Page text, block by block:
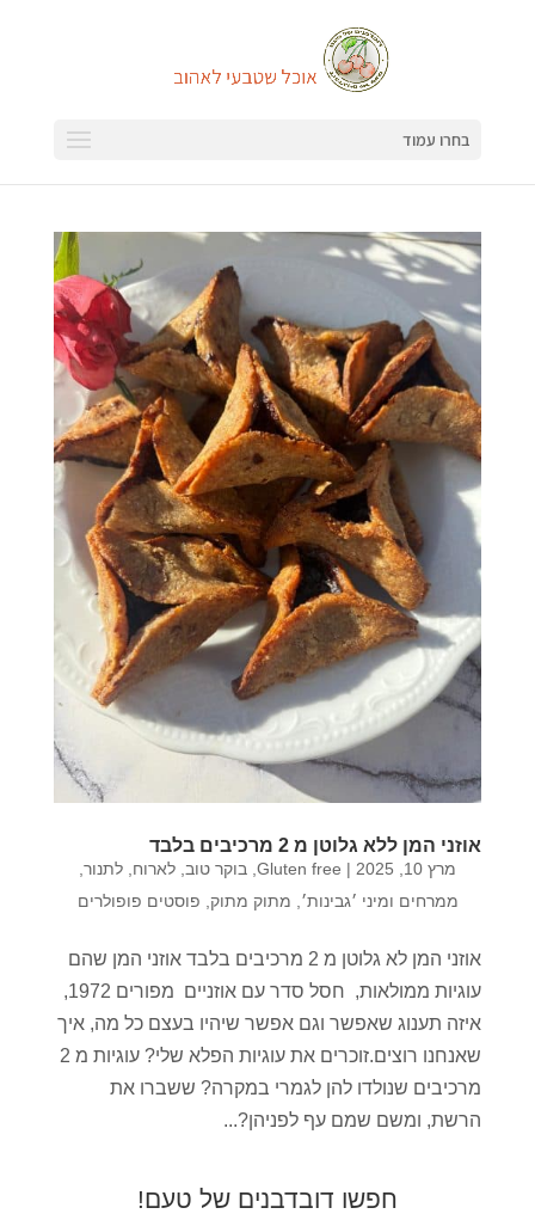
בחרו עמוד
אוזני המן ללא גלוטן מ 2 מרכיבים בלבד
מרץ 10, 2025 |
Gluten free בוקר טוב לארוח לתנור
ממרחים ומיני ׳גבינות׳
מתוק מתוק פוסטים פופולרים
אוזני המן לא גלוטן מ 2 מרכיבים בלבד אוזני המן שהם
עוגיות ממולאות, חסל סדר עם אוזניים מפורים 1972,
איזה תענוג שאפשר וגם אפשר שיהיו בעצם כל מה, איך
שאנחנו רוצים.זוכרים את עוגיות הפלא שלי? עוגיות מ 2
מרכיבים שנולדו להן לגמרי במקרה? ששברו את
הרשת, ומשם שמם עף לפניהן?...
חפשו דובדבנים של טעם!